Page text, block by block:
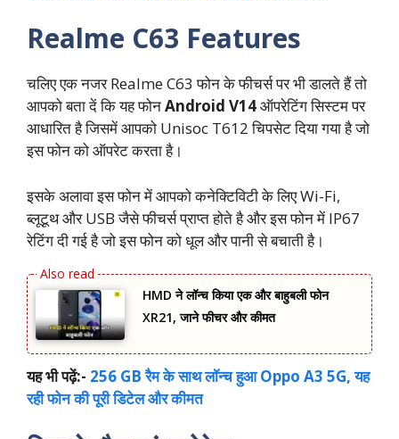
Realme C63 Features
चलिए एक नजर Realme C63 फोन के फीचर्स पर भी डालते हैं तो
आपको बता दें कि यह फोनAndroid V14ऑपरेटिंग सिस्टम पर
आधारित है जिसमें आपको Unisoc T612 चिपसेट दिया गया है जो
इस फोन को ऑपरेट करता है।
इसके अलावा इस फोन में आपको कनेक्टिविटी के लिए Wi-Fi,
ब्लूटूथ और USB जैसे फीचर्स प्राप्त होते है और इस फोन में IP67
रेटिंग दी गई है जो इस फोन को धूल और पानी से बचाती है।
HMD ने लॉन्च किया एक और बाहुबली फोन
XR21, जाने फीचर और कीमत
यह भी पढ़ें:- 256 GB रैम के साथ लॉन्च हुआ Oppo A3 5G, यह
रही फोन की पूरी डिटेल और कीमत